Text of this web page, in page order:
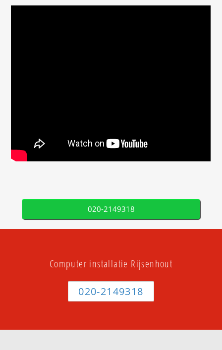
020-2149318
Computer installatie Rijsenhout
020-2149318